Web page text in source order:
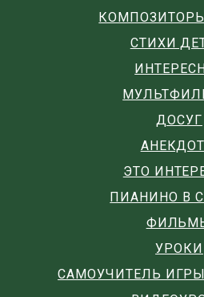
СТИХИ
ДОСУГ
ЭТО
ПИАНИНО В
УРОКИ
САМОУЧИТЕЛЬ